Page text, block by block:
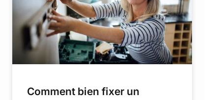
Comment bien fixer un